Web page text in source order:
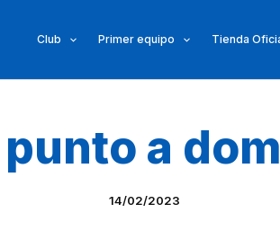
Club Primer equipo Tienda
a
14/02/2023